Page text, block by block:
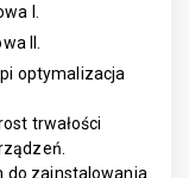
I.
II.
optymalizacja
trwałości
do zainstalowania